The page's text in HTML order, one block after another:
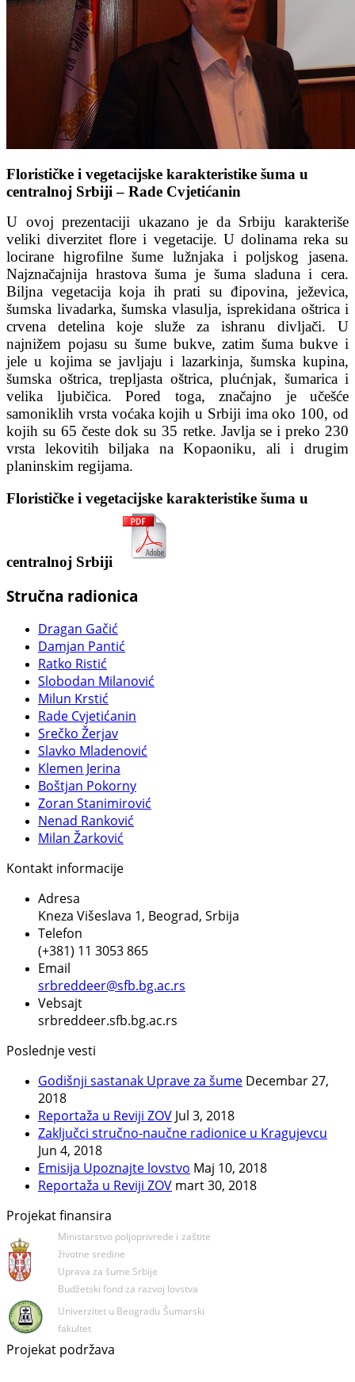
Florističke i vegetacijske karakteristike šuma u
centralnoj Srbiji – Rade Cvjetićanin
U ovoj prezentaciji ukazano je da Srbiju karakteriše
veliki diverzitet flore i vegetacije. U dolinama reka su
locirane higrofilne šume lužnjaka i poljskog jasena.
Najznačajnija hrastova šuma je šuma sladuna i cera.
Biljna vegetacija koja ih prati su đipovina, ježevica,
šumska livadarka, šumska vlasulja, isprekidana oštrica i
crvena detelina koje služe za ishranu divljači. U
najnižem pojasu su šume bukve, zatim šuma bukve i
jele u kojima se javljaju i lazarkinja, šumska kupina,
šumska oštrica, trepljasta oštrica, plućnjak, šumarica i
velika ljubičica. Pored toga, značajno je učešće
samoniklih vrsta voćaka kojih u Srbiji ima oko 100, od
kojih su 65 česte dok su 35 retke. Javlja se i preko 230
vrsta lekovitih biljaka na Kopaoniku, ali i drugim
planinskim regijama.
Florističke i vegetacijske karakteristike šuma u
centralnoj Srbiji
Stručna radionica
Dragan Gačić
Damjan Pantić
Ratko Ristić
Slobodan Milanović
Milun Krstić
Rade Cvjetićanin
Srečko Žerjav
Slavko Mladenović
Klemen Jerina
Boštjan Pokorny
Zoran Stanimirović
Nenad Ranković
Milan Žarković
Kontakt informacije
Adresa
Kneza Višeslava 1, Beograd, Srbija
Telefon
(+381) 11 3053 865
Email
srbreddeer@sfb.bg.ac.rs
Vebsajt
srbreddeer.sfb.bg.ac.rs
Poslednje vesti
Godišnji sastanak Uprave za šume Decembar 27,
2018
Reportaža u Reviji ZOV Jul 3, 2018
Zaključci stručno-naučne radionice u Kragujevcu
Jun 4, 2018
Emisija Upoznajte lovstvo Maj 10, 2018
Reportaža u Reviji ZOV mart 30, 2018
Projekat finansira
Ministarstvo poljoprivrede i zaštite
životne sredine
Uprava za šume Srbije
Budžetski fond za razvoj lovstva
Univerzitet u Beogradu Šumarski
fakultet
Projekat podržava